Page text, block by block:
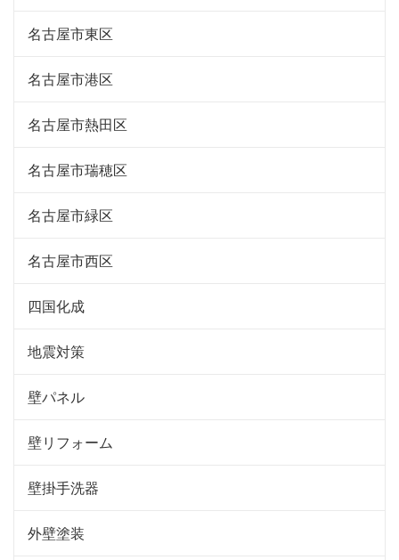
名古屋市東区
名古屋市港区
名古屋市熱田区
名古屋市瑞穂区
名古屋市緑区
名古屋市西区
四国化成
地震対策
壁パネル
壁リフォーム
壁掛手洗器
外壁塗装